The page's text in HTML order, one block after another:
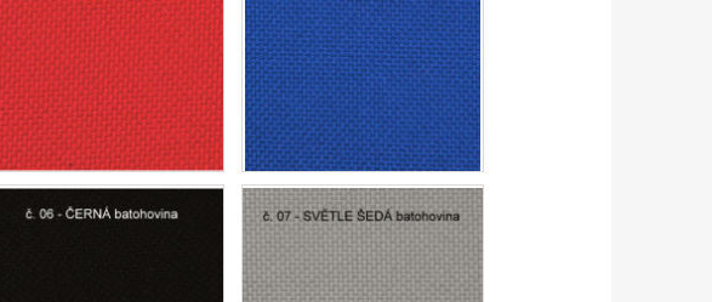
SKLADEM - BATOH 2 KARABINKY
1 600 Kč